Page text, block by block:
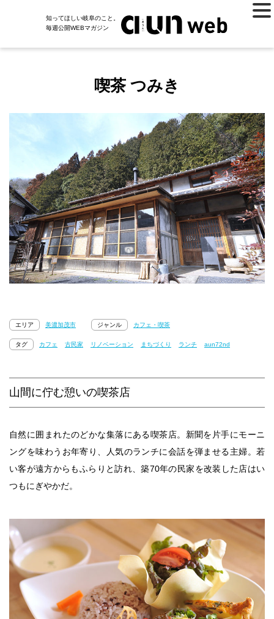
知ってほしい岐阜のこと。
毎週公開WEBマガジン
喫茶 つみき
エリア 美濃加茂市 ジャンル カフェ・喫茶
タグ カフェ 古民家 リノベーション まちづくり ランチ aun72nd
山間に佇む憩いの喫茶店
自然に囲まれたのどかな集落にある喫茶店。新聞を片手にモーニ
ングを味わうお年寄り、人気のランチに会話を弾ませる主婦。若
い客が遠方からもふらりと訪れ、築70年の民家を改装した店はい
つもにぎやかだ。